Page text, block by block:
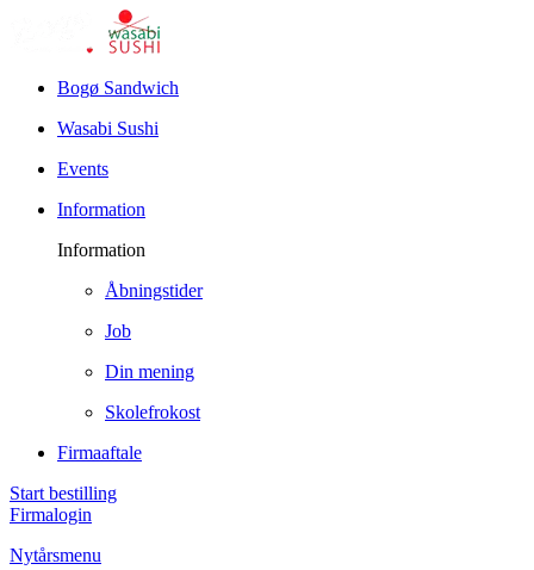
Bogø Sandwich
Wasabi Sushi
Events
Information
Information
Åbningstider
Job
Din mening
Skolefrokost
Firmaaftale
Start bestilling
Firmalogin
Nytårsmenu